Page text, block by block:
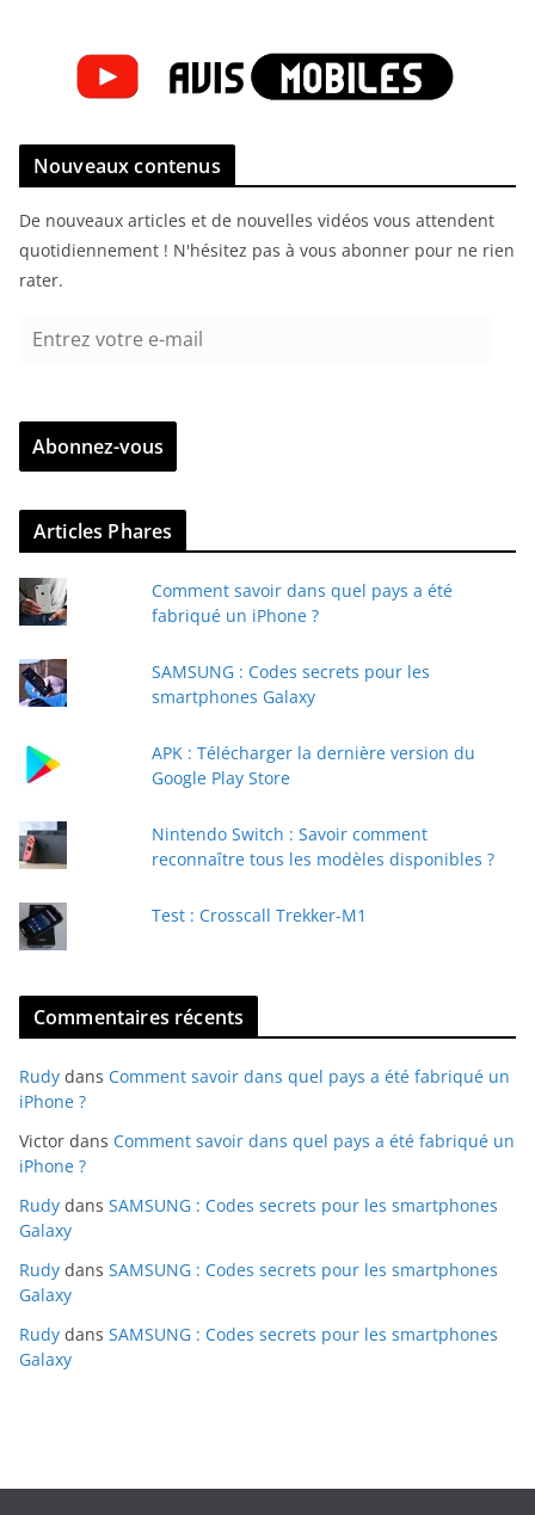
Nouveaux contenus
De nouveaux articles et de nouvelles vidéos vous attendent
quotidiennement ! N'hésitez pas à vous abonner pour ne rien
rater.
r
z
v
r
e
e
-
a
Abonnez-vous
Articles Phares
Comment savoir dans quel pays a été
fabriqué un iPhone ?
SAMSUNG : Codes secrets pour les
smartphones Galaxy
APK : Télécharger la dernière version du
Google Play Store
Nintendo Switch : Savoir comment
reconnaître tous les modèles disponibles ?
Test : Crosscall Trekker-M1
Commentaires récents
Rudy dans Comment savoir dans quel pays a été fabriqué un
iPhone ?
Victor dans Comment savoir dans quel pays a été fabriqué un
iPhone ?
Rudy dans SAMSUNG : Codes secrets pour les smartphones
Galaxy
Rudy dans SAMSUNG : Codes secrets pour les smartphones
Galaxy
Rudy dans SAMSUNG : Codes secrets pour les smartphones
Galaxy